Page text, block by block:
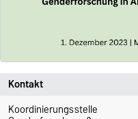
Kontakt
Koordinierungsstelle